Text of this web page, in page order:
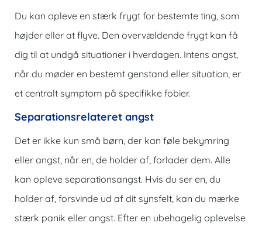
Du kan opleve en stærk frygt for bestemte ting, som
højder eller at flyve. Den overvældende frygt kan få
dig til at undgå situationer i hverdagen. Intens angst,
når du møder en bestemt genstand eller situation, er
et centralt symptom på specifikke fobier.
Separationsrelateret angst
Det er ikke kun små børn, der kan føle bekymring
eller angst, når en, de holder af, forlader dem. Alle
kan opleve separationsangst. Hvis du ser en, du
holder af, forsvinde ud af dit synsfelt, kan du mærke
stærk panik eller angst. Efter en ubehagelig oplevelse